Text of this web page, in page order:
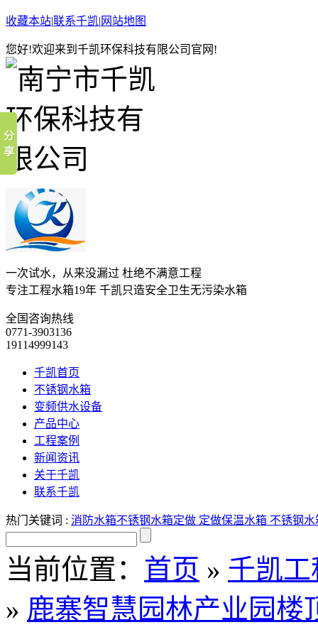
收藏本站|联系千凯| 网站地图
您好!欢迎来到千凯环保科技有限公司官网!
一次试水，从来没漏过 杜绝不满意工程
专注工程水箱19年 千凯只造安全卫生无污染水箱
全国咨询热线
0771-3903136
19114999143
千凯首页
不锈钢水箱
变频供水设备
产品中心
工程案例
新闻资讯
关于千凯
联系千凯
热门关键词 : 消防水箱不锈钢水箱定做 定做保温水箱 不锈钢
当前位置： 首页 » 千凯
» 鹿寨智慧园林产业园楼